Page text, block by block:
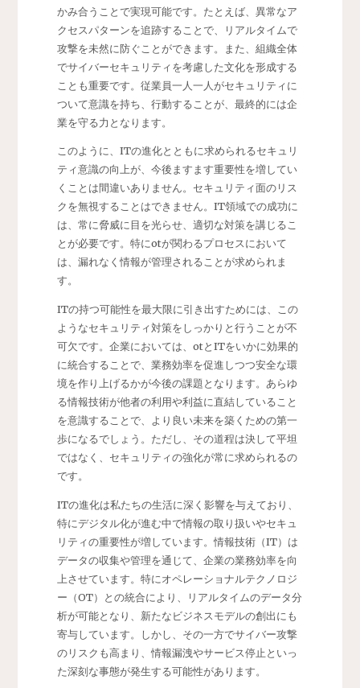
かみ合うことで実現可能です。たとえば、異常なア
クセスパターンを追跡することで、リアルタイムで
攻撃を未然に防ぐことができます。また、組織全体
でサイバーセキュリティを考慮した文化を形成する
ことも重要です。従業員一人一人がセキュリティに
ついて意識を持ち、行動することが、最終的には企
業を守る力となります。
このように、ITの進化とともに求められるセキュリ
ティ意識の向上が、今後ますます重要性を増してい
くことは間違いありません。セキュリティ面のリス
クを無視することはできません。IT領域での成功に
は、常に脅威に目を光らせ、適切な対策を講じるこ
とが必要です。特にotが関わるプロセスにおいて
は、漏れなく情報が管理されることが求められま
す。
ITの持つ可能性を最大限に引き出すためには、この
ようなセキュリティ対策をしっかりと行うことが不
可欠です。企業においては、otとITをいかに効果的
に統合することで、業務効率を促進しつつ安全な環
境を作り上げるかが今後の課題となります。あらゆ
る情報技術が他者の利用や利益に直結していること
を意識することで、より良い未来を築くための第一
歩になるでしょう。ただし、その道程は決して平坦
ではなく、セキュリティの強化が常に求められるの
です。
ITの進化は私たちの生活に深く影響を与えており、
特にデジタル化が進む中で情報の取り扱いやセキュ
リティの重要性が増しています。情報技術（IT）は
データの収集や管理を通じて、企業の業務効率を向
上させています。特にオペレーショナルテクノロジ
ー（OT）との統合により、リアルタイムのデータ分
析が可能となり、新たなビジネスモデルの創出にも
寄与しています。しかし、その一方でサイバー攻撃
のリスクも高まり、情報漏洩やサービス停止といっ
た深刻な事態が発生する可能性があります。